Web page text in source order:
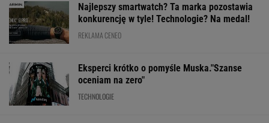
Najlepszy smartwatch? Ta marka pozostawia
konkurencję w tyle! Technologie? Na medal!
REKLAMA CENEO
Eksperci krótko o pomyśle Muska."Szanse
oceniam na zero"
TECHNOLOGIE